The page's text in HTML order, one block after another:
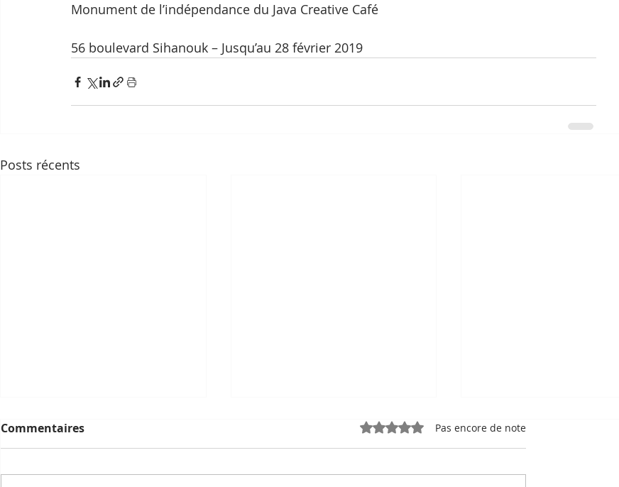
Monument de l’indépendance du Java Creative Café
56 boulevard Sihanouk – Jusqu’au 28 février 2019
Posts récents
Commentaires Noté 0 étoile sur 5.Pas encore de note